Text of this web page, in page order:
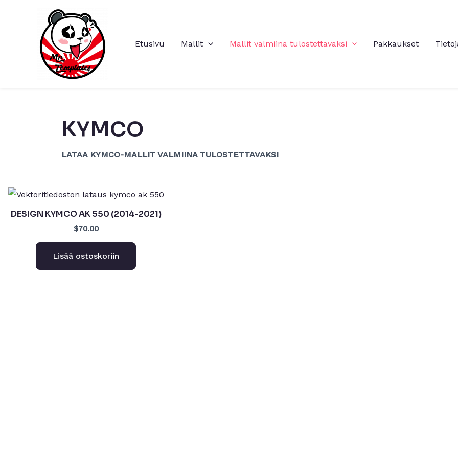
Etusivu Mallit Mallit valmiina tulostettavaksi Pakkaukset
KYMCO
LATAA KYMCO-MALLIT VALMIINA TULOSTETTAVAKSI
DESIGN KYMCO AK 550 (2014-2021)
$70.00
Lisää ostoskoriin